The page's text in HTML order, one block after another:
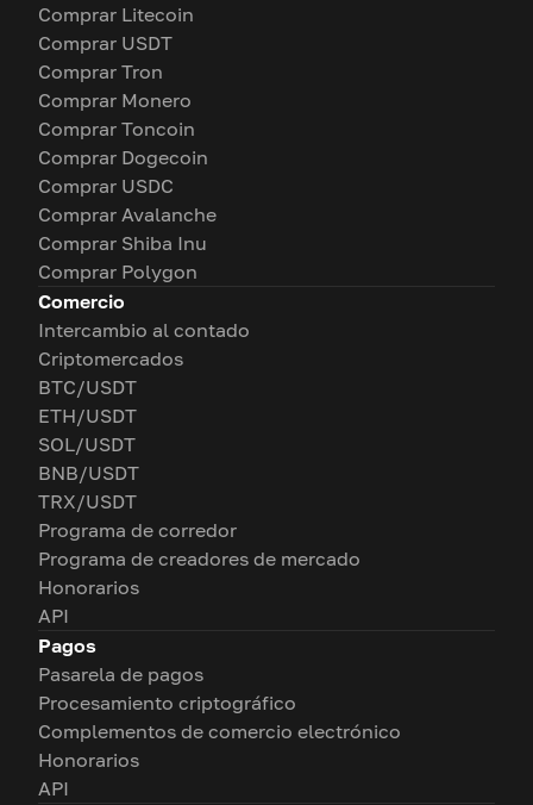
Comprar Litecoin
Comprar USDT
Comprar Tron
Comprar Monero
Comprar Toncoin
Comprar Dogecoin
Comprar USDC
Comprar Avalanche
Comprar Shiba Inu
Comprar Polygon
Comercio
Intercambio al contado
Criptomercados
BTC/USDT
ETH/USDT
SOL/USDT
BNB/USDT
TRX/USDT
Programa de corredor
Programa de creadores de mercado
Honorarios
API
Pagos
Pasarela de pagos
Procesamiento criptográfico
Complementos de comercio electrónico
Honorarios
API